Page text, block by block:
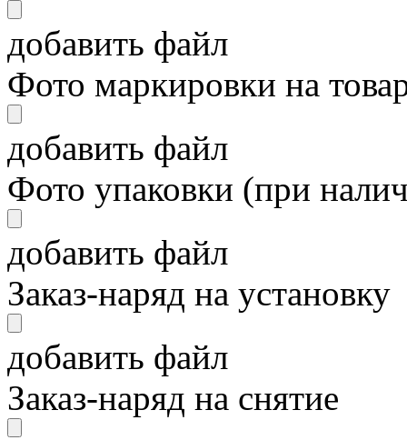
добавить файл
Фото маркировки на
добавить файл
Фото упаковки (при
добавить файл
Заказ-наряд на установку
добавить файл
Заказ-наряд на снятие